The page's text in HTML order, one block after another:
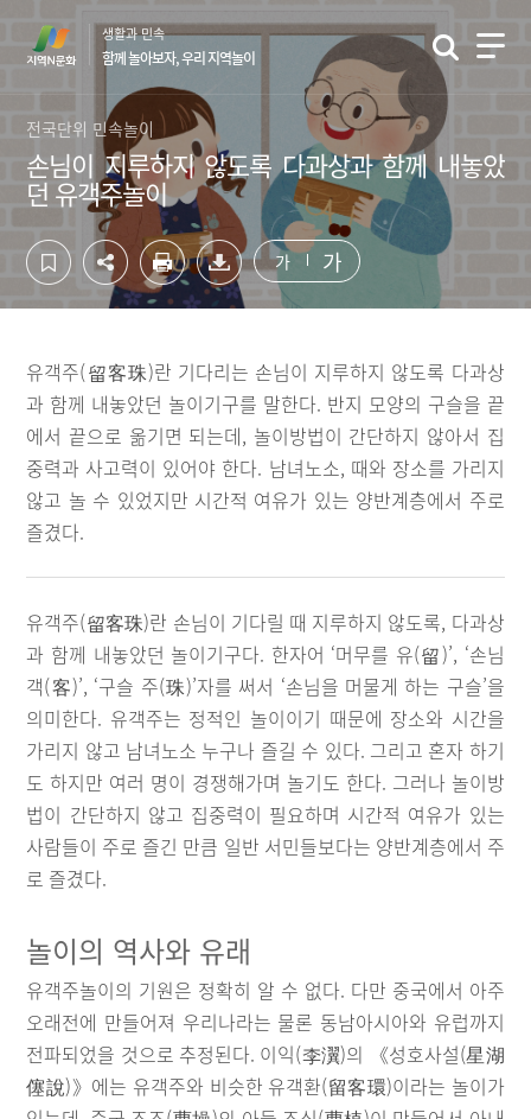
가기
생활과 민속
함께 놀아보자, 우리 지역놀이
전국단위 민속놀이
손님이 지루하지 않도록 다과상과 함께 내놓았
던 유객주놀이
가 가
유객주(留客珠)란 기다리는 손님이 지루하지 않도록 다과상
과 함께 내놓았던 놀이기구를 말한다. 반지 모양의 구슬을 끝
에서 끝으로 옮기면 되는데, 놀이방법이 간단하지 않아서 집
중력과 사고력이 있어야 한다. 남녀노소, 때와 장소를 가리지
않고 놀 수 있었지만 시간적 여유가 있는 양반계층에서 주로
즐겼다.
유객주(留客珠)란 손님이 기다릴 때 지루하지 않도록, 다과상
과 함께 내놓았던 놀이기구다. 한자어 ‘머무를 유(留)’, ‘손님
객(客)’, ‘구슬 주(珠)’자를 써서 ‘손님을 머물게 하는 구슬’을
의미한다. 유객주는 정적인 놀이이기 때문에 장소와 시간을
가리지 않고 남녀노소 누구나 즐길 수 있다. 그리고 혼자 하기
도 하지만 여러 명이 경쟁해가며 놀기도 한다. 그러나 놀이방
법이 간단하지 않고 집중력이 필요하며 시간적 여유가 있는
사람들이 주로 즐긴 만큼 일반 서민들보다는 양반계층에서 주
로 즐겼다.
놀이의 역사와 유래
유객주놀이의 기원은 정확히 알 수 없다. 다만 중국에서 아주
오래전에 만들어져 우리나라는 물론 동남아시아와 유럽까지
전파되었을 것으로 추정된다. 이익(李瀷)의 《성호사설(星湖
僿說)》에는 유객주와 비슷한 유객환(留客環)이라는 놀이가